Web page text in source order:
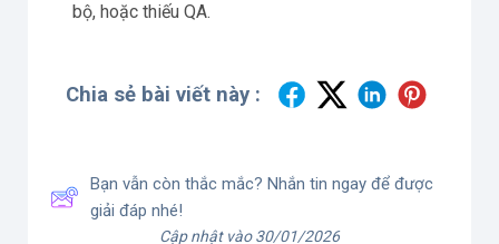
bộ, hoặc thiếu QA.
Chia sẻ bài viết này :
Bạn vẫn còn thắc mắc? Nhắn tin ngay để được
giải đáp nhé!
Cập nhật vào 30/01/2026